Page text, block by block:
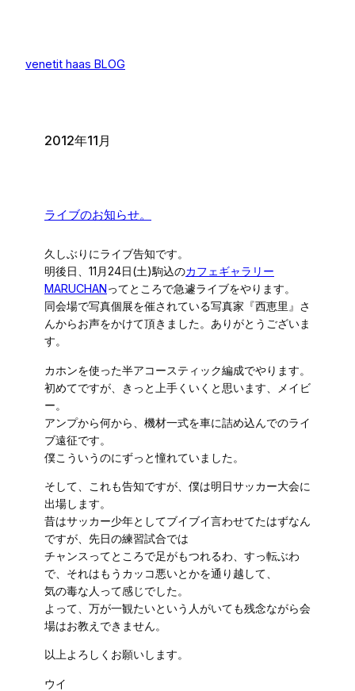
venetit haas BLOG
2012年11月
ライブのお知らせ。
久しぶりにライブ告知です。
明後日、11月24日(土)駒込のカフェギャラリー
MARUCHANってところで急遽ライブをやります。
同会場で写真個展を催されている写真家『西恵里』さ
んからお声をかけて頂きました。ありがとうございま
す。
カホンを使った半アコースティック編成でやります。
初めてですが、きっと上手くいくと思います、メイビ
ー。
アンプから何から、機材一式を車に詰め込んでのライ
ブ遠征です。
僕こういうのにずっと憧れていました。
そして、これも告知ですが、僕は明日サッカー大会に
出場します。
昔はサッカー少年としてブイブイ言わせてたはずなん
ですが、先日の練習試合では
チャンスってところで足がもつれるわ、すっ転ぶわ
で、それはもうカッコ悪いとかを通り越して、
気の毒な人って感じでした。
よって、万が一観たいという人がいても残念ながら会
場はお教えできません。
以上よろしくお願いします。
ウイ